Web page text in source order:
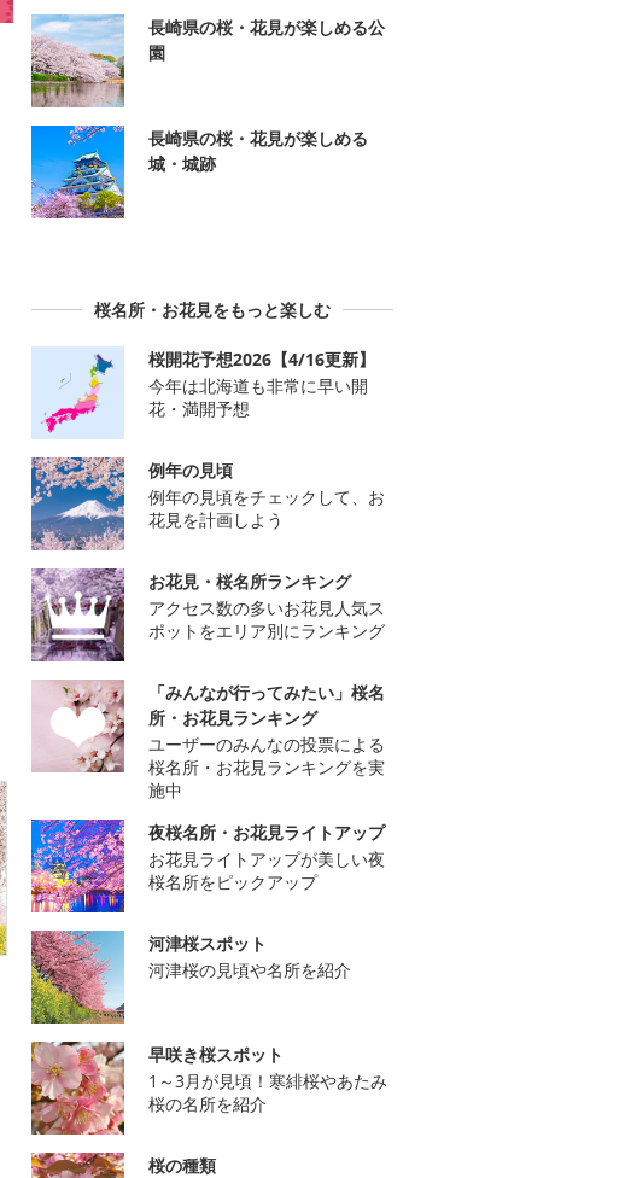
長崎県の桜・花見が楽しめる公
園
長崎県の桜・花見が楽しめる
城・城跡
桜名所・お花見をもっと楽しむ
桜開花予想2026【4/16更新】
今年は北海道も非常に早い開
花・満開予想
例年の見頃
例年の見頃をチェックして、お
花見を計画しよう
お花見・桜名所ランキング
アクセス数の多いお花見人気ス
ポットをエリア別にランキング
「みんなが行ってみたい」桜名
所・お花見ランキング
ユーザーのみんなの投票による
桜名所・お花見ランキングを実
施中
夜桜名所・お花見ライトアップ
お花見ライトアップが美しい夜
桜名所をピックアップ
河津桜スポット
河津桜の見頃や名所を紹介
早咲き桜スポット
1～3月が見頃！寒緋桜やあたみ
桜の名所を紹介
桜の種類